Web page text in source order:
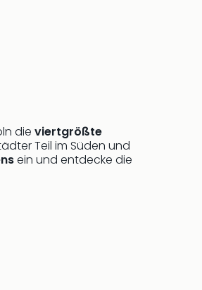
die viertgrößte
Teil im Süden und
ein und entdecke die